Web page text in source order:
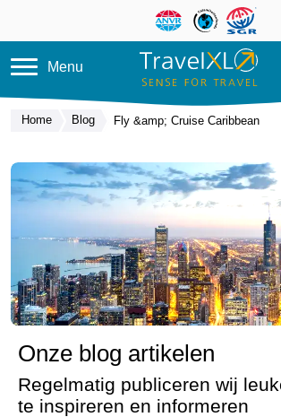
Overslaan
Menu
Home Blog Fly &amp; Cruise Caribbean
Onze blog artikelen
Regelmatig publiceren wij
te inspireren en informeren